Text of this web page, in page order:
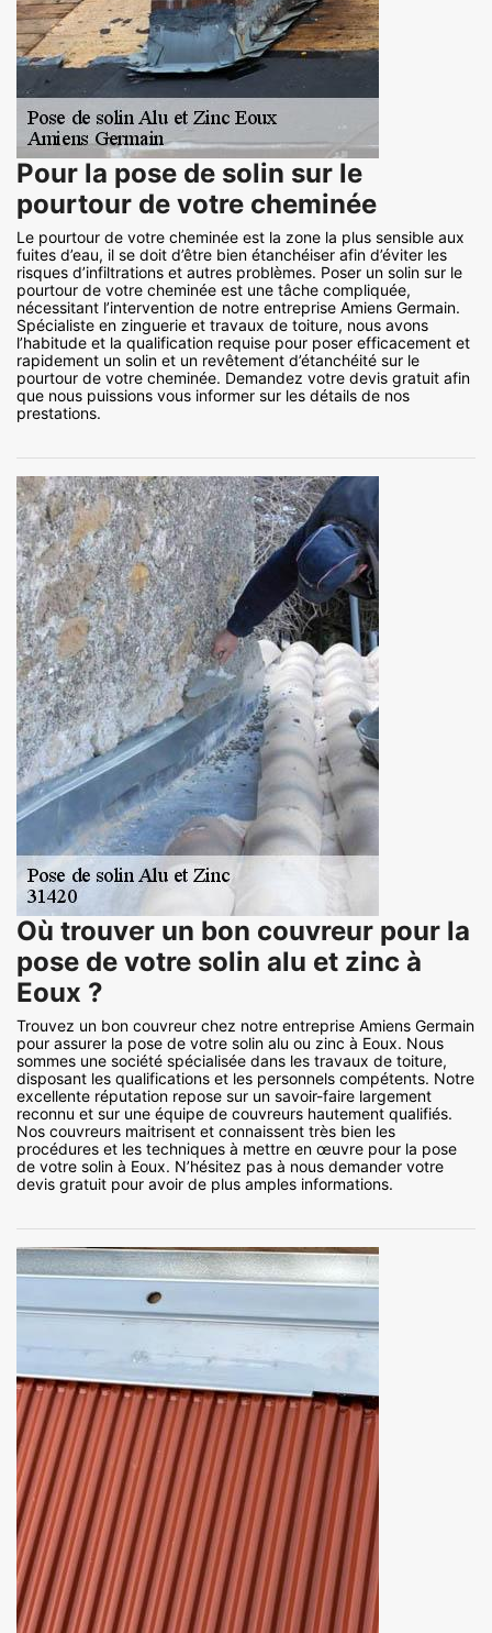
Pour la pose de solin sur le
pourtour de votre cheminée
Le pourtour de votre cheminée est la zone la plus sensible aux
fuites d’eau, il se doit d’être bien étanchéiser afin d’éviter les
risques d’infiltrations et autres problèmes. Poser un solin sur le
pourtour de votre cheminée est une tâche compliquée,
nécessitant l’intervention de notre entreprise Amiens Germain.
Spécialiste en zinguerie et travaux de toiture, nous avons
l’habitude et la qualification requise pour poser efficacement et
rapidement un solin et un revêtement d’étanchéité sur le
pourtour de votre cheminée. Demandez votre devis gratuit afin
que nous puissions vous informer sur les détails de nos
prestations.
Où trouver un bon couvreur pour la
pose de votre solin alu et zinc à
Eoux ?
Trouvez un bon couvreur chez notre entreprise Amiens Germain
pour assurer la pose de votre solin alu ou zinc à Eoux. Nous
sommes une société spécialisée dans les travaux de toiture,
disposant les qualifications et les personnels compétents. Notre
excellente réputation repose sur un savoir-faire largement
reconnu et sur une équipe de couvreurs hautement qualifiés.
Nos couvreurs maitrisent et connaissent très bien les
procédures et les techniques à mettre en œuvre pour la pose
de votre solin à Eoux. N’hésitez pas à nous demander votre
devis gratuit pour avoir de plus amples informations.